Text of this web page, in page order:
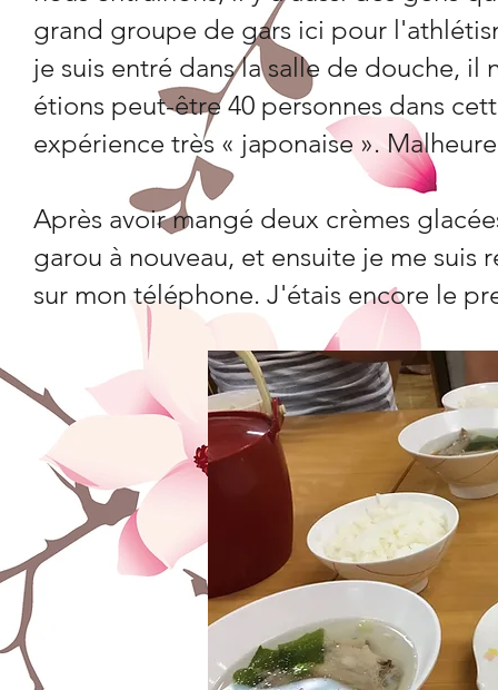
grand groupe de gars ici pour
je suis entré dans la salle de douche,
étions peut-être 40 personnes dans
expérience très « japonaise ».
Après avoir mangé deux crèmes
garou à nouveau, et ensuite je me
sur mon téléphone. J'étais encore le